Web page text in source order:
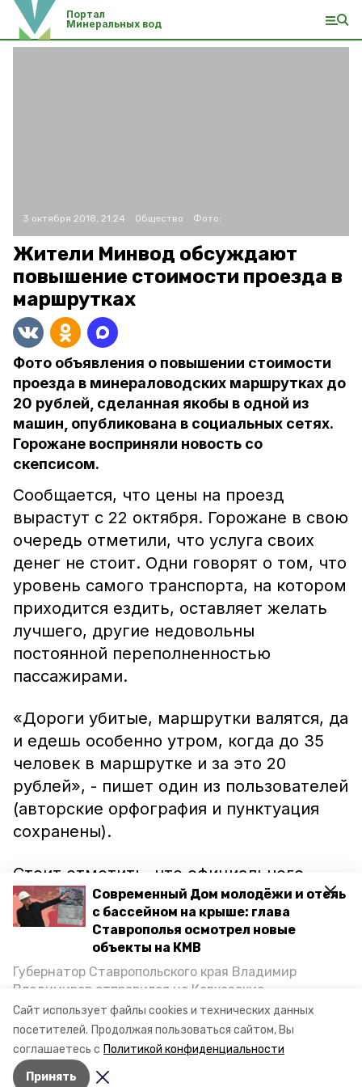
Сайт использует файлы cookies и технических данных
посетителей. Продолжая пользоваться сайтом, Вы
соглашаетесь с Политикой конфиденциальности
Принять
Современный Дом молодёжи и отель
с бассейном на крыше: глава
Ставрополья осмотрел новые
объекты на КМВ
Губернатор Ставропольского края Владимир
Владимиров отправился на Кавказские
Минеральные Воды, чтобы проинспектировать
строительство объектов в Кисловодске и
Минводах, а также выслушать предложения о
постройке новых точек притяжения для местных
жителей. Подробнее — в материале «Победы26».
Портал
Минеральных вод
3 октября 2018, 21:24 Общество Фото:
Жители Минвод обсуждают
повышение стоимости проезда в
маршрутках
Фото объявления о повышении стоимости
проезда в минераловодских маршрутках до
20 рублей, сделанная якобы в одной из
машин, опубликована в социальных сетях.
Горожане восприняли новость со
скепсисом.
Сообщается, что цены на проезд
вырастут с 22 октября. Горожане в свою
очередь отметили, что услуга своих
денег не стоит. Одни говорят о том, что
уровень самого транспорта, на котором
приходится ездить, оставляет желать
лучшего, другие недовольны
постоянной переполненностью
пассажирами.
«Дороги убитые, маршрутки валятся, да
и едешь особенно утром, когда до 35
человек в маршрутке и за это 20
рублей», - пишет один из пользователей
(авторские орфография и пунктуация
сохранены).
Стоит отметить, что официального
подтверждения информации о
повышении стоимости проезда
получить пока не удалось.
Как сообщалось ранее, недавно
прохожих на одной из улиц в Минводах
окатили холодной водой.
Авторы: Никита Пешков